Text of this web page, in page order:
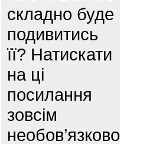
складно буде
подивитись
її? Натискати
на ці
посилання
зовсім
необов’язково